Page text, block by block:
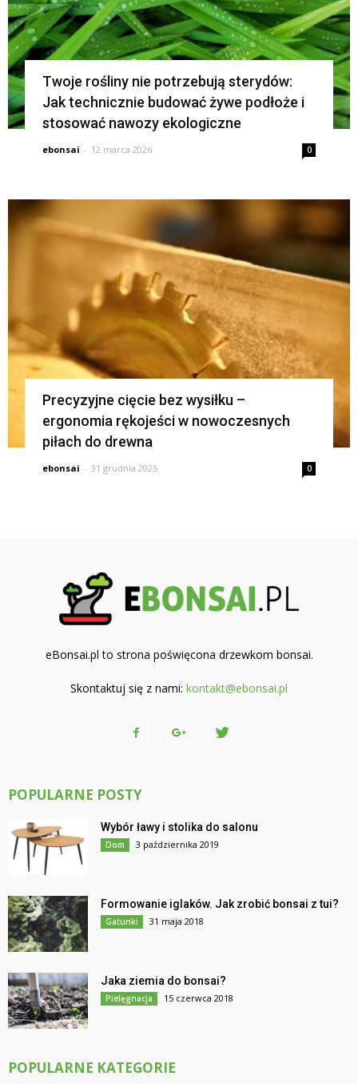
Twoje rośliny nie potrzebują sterydów:
Jak technicznie budować żywe podłoże i
stosować nawozy ekologiczne
ebonsai - 12 marca 2026 0
Precyzyjne cięcie bez wysiłku –
ergonomia rękojeści w nowoczesnych
piłach do drewna
ebonsai - 31 grudnia 2025 0
eBonsai.pl to strona poświęcona drzewkom bonsai.
Skontaktuj się z nami: kontakt@ebonsai.pl
POPULARNE POSTY
Wybór ławy i stolika do salonu
Dom 3 października 2019
Formowanie iglaków. Jak zrobić bonsai z tui?
Gatunki 31 maja 2018
Jaka ziemia do bonsai?
Pielęgnacja 15 czerwca 2018
POPULARNE KATEGORIE